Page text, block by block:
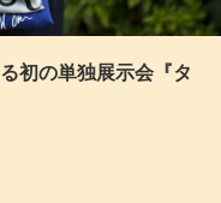
初の単独展示会『タ